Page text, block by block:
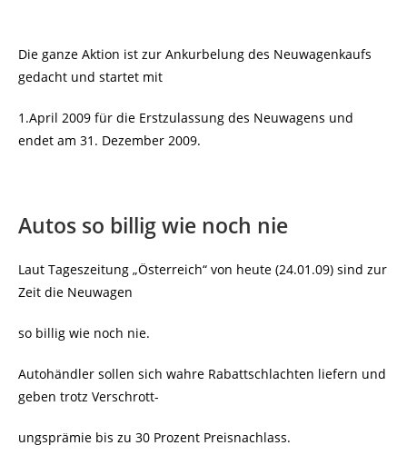
Die ganze Aktion ist zur Ankurbelung des Neuwagenkaufs
gedacht und startet mit
1.April 2009 für die Erstzulassung des Neuwagens und
endet am 31. Dezember 2009.
Autos so billig wie noch nie
Laut Tageszeitung „Österreich“ von heute (24.01.09) sind zur
Zeit die Neuwagen
so billig wie noch nie.
Autohändler sollen sich wahre Rabattschlachten liefern und
geben trotz Verschrott-
ungsprämie bis zu 30 Prozent Preisnachlass.